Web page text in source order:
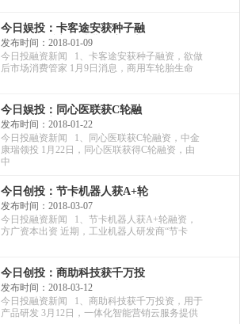
今日娱投：卡客途安获种子融
资，欲做后市场消费管家；新
流数据获亿元投资，提供大数
据服务；新云医疗获千万融
发布时间：2018-01-09
今日投融资新闻 1、卡客途安获种子融资，欲做
后市场消费管家 1月9日消息，商用车轮胎生命
今日娱投：同心医联获C轮融
资，中金康瑞领投；数联铭品
获C轮融资，深耕新型金融服务
产业链；普恩瑞获千万投资，
布局肿瘤个体化诊疗
发布时间：2018-01-22
今日投融资新闻 1、同心医联获C轮融资，中金
康瑞领投 1月22日，同心医联获得C轮融资，由
中
今日创投：节卡机器人获A+轮
融资，方广资本出资；企企通
获亿元投资，用于SRM产品研
发；火星财经获A轮融资，估值
发布时间：2018-03-07
今日投融资新闻 1、节卡机器人获A+轮融资，
方广资本出资 近期，工业机器人研发商“节卡
今日创投：商助科技获千万投
资，用于产品研发；酷家乐获D
轮融资，估值达6亿美元；云霁
科技获千万投资，建设金融云
发布时间：2018-03-12
今日投融资新闻 1、商助科技获千万投资，用于
产品研发 3月12日，一体化智能营销云服务提供